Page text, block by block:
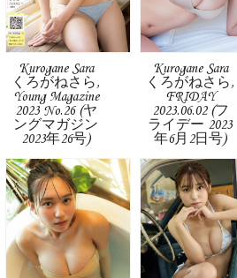
Kurogane Sara
くろがねさら,
Young Magazine
2023 No.26 (ヤ
ングマガジン
2023年26号)
Kurogane Sara
くろがねさら,
FRIDAY
2023.06.02 (フ
ライデー 2023
年6月2日号)